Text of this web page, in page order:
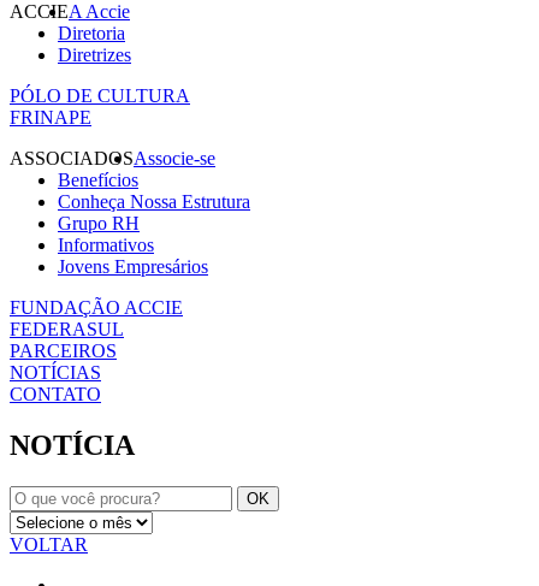
ACCIEA Accie
Diretoria
Diretrizes
PÓLO DE CULTURA
FRINAPE
ASSOCIADOSAssocie-se
Benefícios
Conheça Nossa Estrutura
Grupo RH
Informativos
Jovens Empresários
FUNDAÇÃO ACCIE
FEDERASUL
PARCEIROS
NOTÍCIAS
CONTATO
NOTÍCIA
VOLTAR